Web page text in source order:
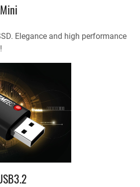
Elegance and high performance